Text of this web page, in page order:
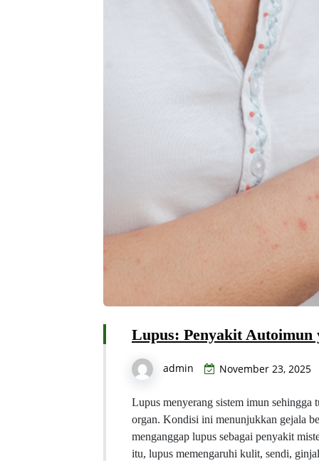
Lupus: Penyakit Autoimun
admin November 23, 2025
Lupus menyerang sistem imun sehingga
organ. Kondisi ini menunjukkan gejala
menganggap lupus sebagai penyakit
itu, lupus memengaruhi kulit, sendi,